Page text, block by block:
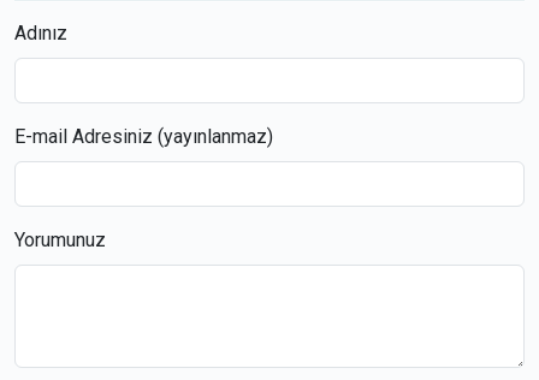
Adınız
E-mail Adresiniz (yayınlanmaz)
Yorumunuz